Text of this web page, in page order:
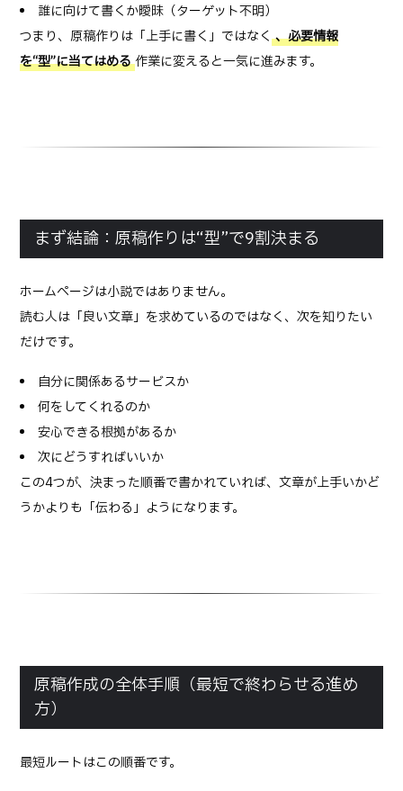
誰に向けて書くか曖昧（ターゲット不明）
つまり、原稿作りは「上手に書く」ではなく、必要情報
を“型”に当てはめる 作業に変えると一気に進みます。
まず結論：原稿作りは“型”で9割決まる
ホームページは小説ではありません。
読む人は「良い文章」を求めているのではなく、次を知りたい
だけです。
自分に関係あるサービスか
何をしてくれるのか
安心できる根拠があるか
次にどうすればいいか
この4つが、決まった順番で書かれていれば、文章が上手いかど
うかよりも「伝わる」ようになります。
原稿作成の全体手順（最短で終わらせる進め
方）
最短ルートはこの順番です。